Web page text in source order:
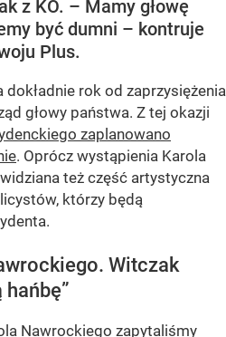
z KO. – Mamy głowę
być dumni – kontruje
Plus.
rok od zaprzysiężenia
głowy państwa. Z tej okazji
zaplanowano
. Oprócz wystąpienia Karola
też część artystyczna
którzy będą
Witczak
hańbę”
Nawrockiego zapytaliśmy